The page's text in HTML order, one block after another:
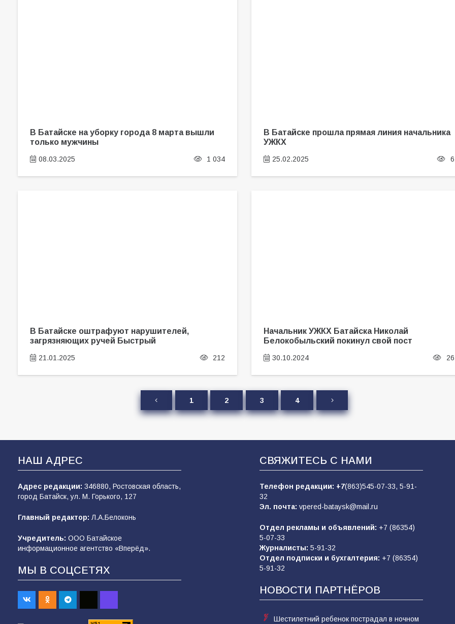
В Батайске на уборку города 8 марта вышли
только мужчины
08.03.2025 1 034
В Батайске прошла прямая линия начальника
УЖКХ
25.02.2025
В Батайске оштрафуют нарушителей,
загрязняющих ручей Быстрый
21.01.2025 212
Начальник УЖКХ Батайска Николай
Белокобыльский покинул свой пост
30.10.2024
1 2 3 4
НАШ АДРЕС
Адрес редакции: 346880, Ростовская область,
город Батайск, ул. М. Горького, 127
Главный редактор: Л.А.Белоконь
Учредитель: ООО Батайское
информационное агентство «Вперёд».
МЫ В СОЦСЕТЯХ
СВЯЖИТЕСЬ С НАМИ
Телефон редакции: +7(863)545-07-33, 5-91-
32
Эл. почта: vpered-bataysk@mail.ru
Отдел рекламы и объявлений: +7 (86354)
5-07-33
Журналисты: 5-91-32
Отдел подписки и бухгалтерия: +7 (86354)
5-91-32
НОВОСТИ ПАРТНЁРОВ
Шестилетний ребенок пострадал в ночном